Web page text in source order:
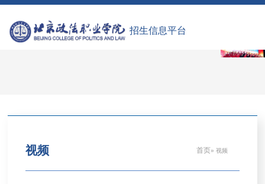
招生信息平台
视频 首页» 视频